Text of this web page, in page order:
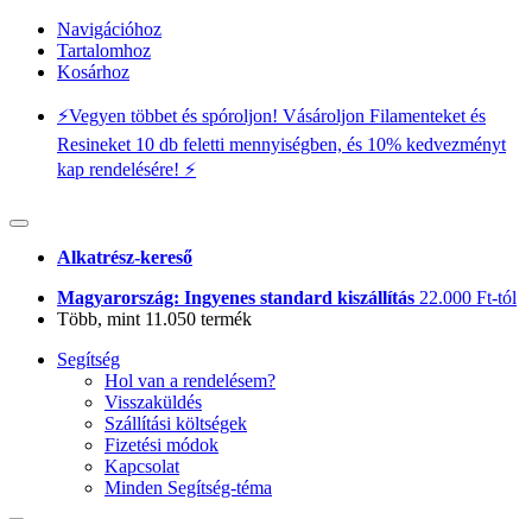
Navigációhoz
Tartalomhoz
Kosárhoz
⚡️Vegyen többet és spóroljon! Vásároljon Filamenteket és
Resineket 10 db feletti mennyiségben, és 10% kedvezményt
kap rendelésére! ⚡️
Alkatrész-kereső
Magyarország: Ingyenes standard kiszállítás 22.000 Ft-tól
Több, mint 11.050 termék
Segítség
Hol van a rendelésem?
Visszaküldés
Szállítási költségek
Fizetési módok
Kapcsolat
Minden Segítség-téma